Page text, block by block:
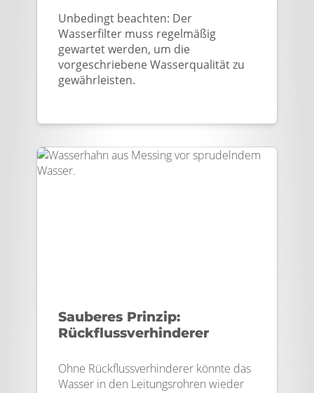
Unbedingt beachten: Der
Wasserfilter muss regelmäßig
gewartet werden, um die
vorgeschriebene Wasserqualität zu
gewährleisten.
Sauberes Prinzip:
Rückflussverhinderer
Ohne Rückflussverhinderer könnte das
Wasser in den Leitungsrohren wieder